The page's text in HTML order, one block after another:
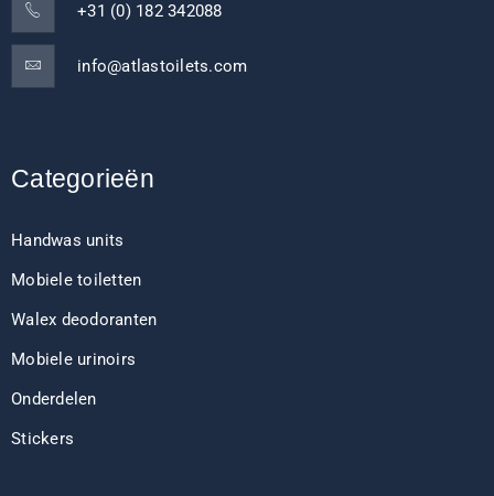
+31 (0) 182 342088
info@atlastoilets.com
Categorieën
Handwas units
Mobiele toiletten
Walex deodoranten
Mobiele urinoirs
Onderdelen
Stickers